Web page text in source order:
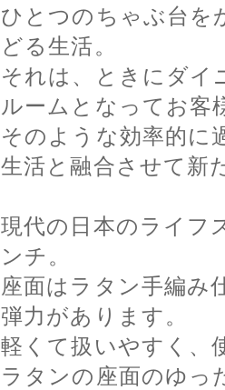
ひとつのちゃぶ台を
どる生活。
それは、ときにダイ
ルームとなってお客
そのような効率的に
生活と融合させて新
現代の日本のライフ
ンチ。
座面はラタン手編み
弾力があります。
軽くて扱いやすく、
ラタンの座面のゆっ